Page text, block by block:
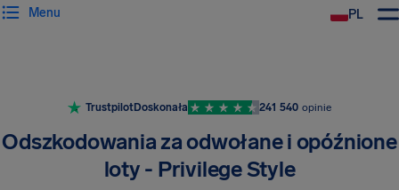
PL
Menu
TrustpilotDoskonała 241 540 opinie
Odszkodowania za odwołane i opóźnione
loty - Privilege Style